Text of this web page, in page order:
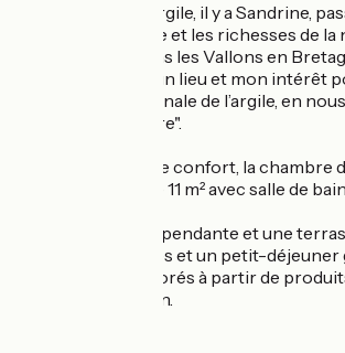
Derrière Bain d'Argile, il y a Sandrine,
bienfaits de l'argile et les richesses de la
d’Argile est né dans les Vallons en
rencontre entre un lieu et mon intérêt
propriétés médicinale de l’argile, en
la nature nous offre".
Pensée pour votre confort, la chambre
- Une chambre de 11 m² avec salle de
- Une entrée indépendante et une
- Une table d'hôtes et un petit-
réservation), élaborés à partir de
locaux et de saison.